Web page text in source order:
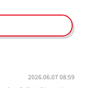
2026.06.07 08:59